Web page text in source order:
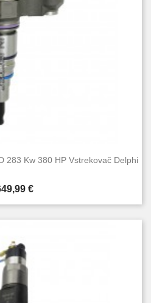
283 Kw 380 HP Vstrekovač Delphi
€